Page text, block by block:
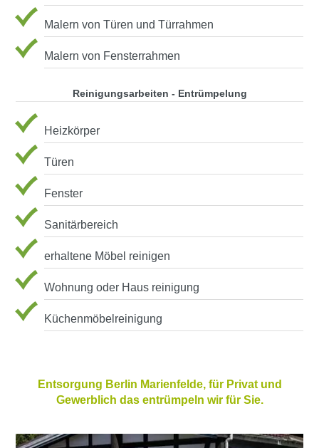
Malern von Türen und Türrahmen
Malern von Fensterrahmen
Reinigungsarbeiten - Entrümpelung
Heizkörper
Türen
Fenster
Sanitärbereich
erhaltene Möbel reinigen
Wohnung oder Haus reinigung
Küchenmöbelreinigung
Entsorgung Berlin Marienfelde, für Privat und
Gewerblich das entrümpeln wir für Sie.